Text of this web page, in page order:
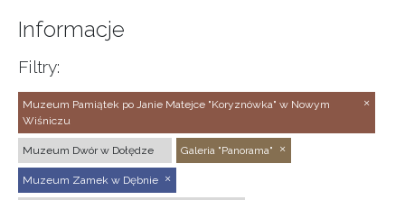
Informacje
Filtry:
Muzeum Pamiątek po Janie Matejce "Koryznówka" w Nowym
Wiśniczu
Muzeum Dwór w Dołędze Galeria "Panorama"
Muzeum Zamek w Dębnie